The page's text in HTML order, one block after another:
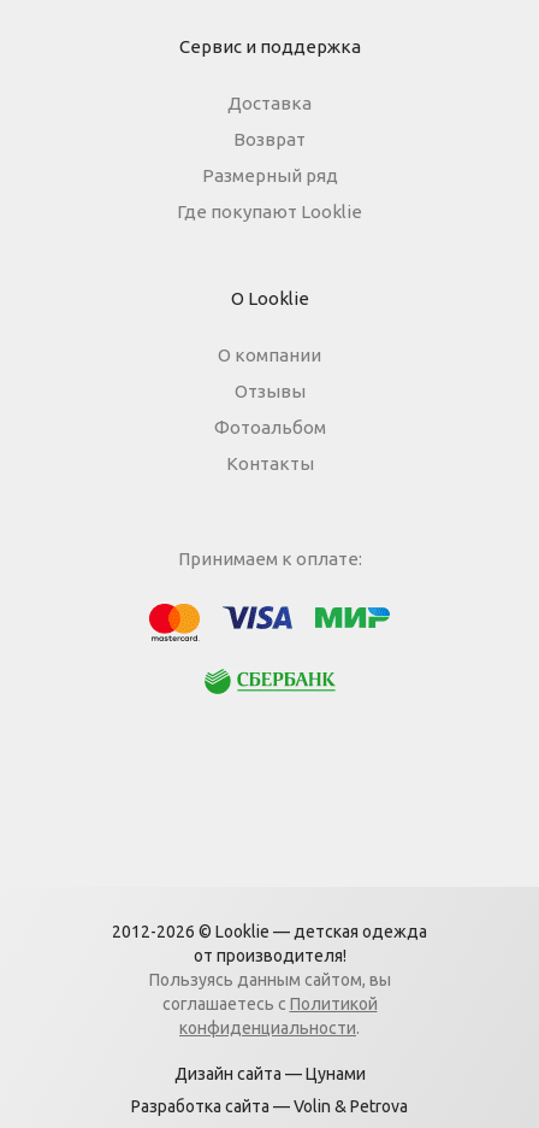
Сервис и поддержка
Доставка
Возврат
Размерный ряд
Где покупают Looklie
О Looklie
О компании
Отзывы
Фотоальбом
Контакты
Принимаем к оплате:
2012-2026 © Looklie — детская одежда
от производителя!
Пользуясь данным сайтом, вы
соглашаетесь с Политикой
конфиденциальности.
Дизайн сайта —Цунами
Разработка сайта —Volin & Petrova